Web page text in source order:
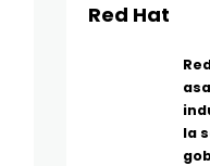
Red Hat
la